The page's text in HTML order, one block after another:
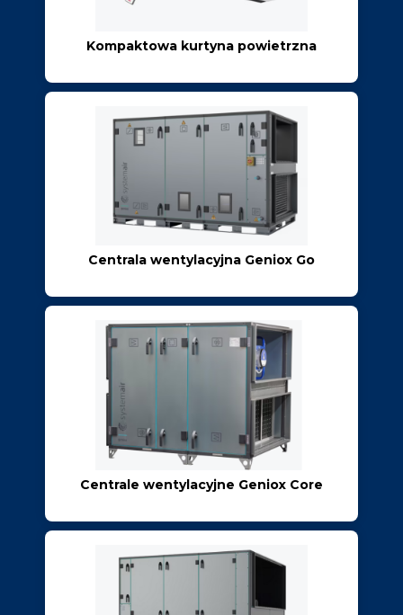
Kompaktowa kurtyna powietrzna
Centrala wentylacyjna Geniox Go
Centrale wentylacyjne Geniox Core